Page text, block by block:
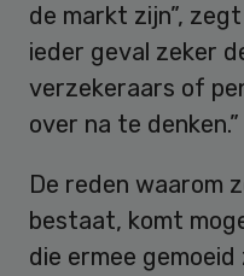
de markt zijn”,
ieder geval zeker
verzekeraars of
over na te denken.”
De reden waarom
bestaat, komt
die ermee